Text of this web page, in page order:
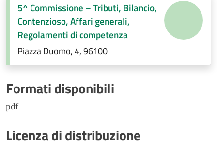
5^ Commissione – Tributi, Bilancio,
Contenzioso, Affari generali,
Regolamenti di competenza
Piazza Duomo, 4, 96100
Formati disponibili
pdf
Licenza di distribuzione